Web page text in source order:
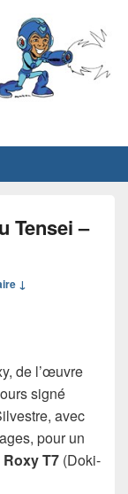
Tensei –
↓
de l’œuvre
signé
avec
pour un
T7 (Doki-